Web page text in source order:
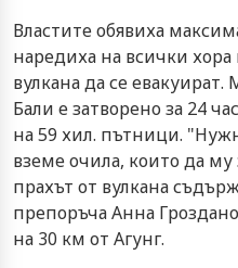
Властите обявиха
наредиха на всички хора
вулкана да се
Бали е затворено за 24
на 59 хил. пътници.
вземе очила, които да
прахът от вулкана
препоръча Анна
на 30 км от Агунг.